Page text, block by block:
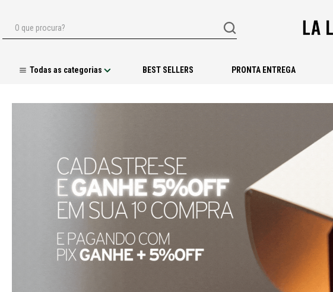
O que procura?
BEST SELLERS PRONTA ENTREGA